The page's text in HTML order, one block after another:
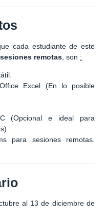
cada estudiante de este
remotas , son :
Excel (En lo posible
(Opcional e ideal para
para sesiones remotas.
al 13 de diciembre de